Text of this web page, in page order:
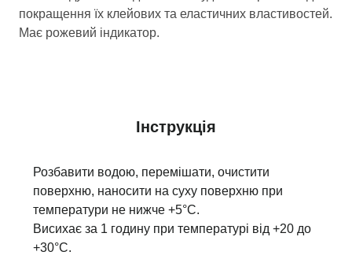
покращення їх клейових та еластичних властивостей.
Має рожевий індикатор.
Інструкція
Розбавити водою, перемішати, очистити
поверхню, наносити на суху поверхню при
температури не нижче +5°С.
Висихає за 1 годину при температурі від +20 до
+30°С.